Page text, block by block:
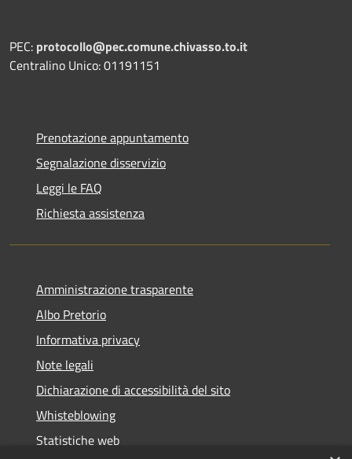
PEC: protocollo@pec.comune.chivasso.to.it
Centralino Unico: 01191151
Prenotazione appuntamento
Segnalazione disservizio
Leggi le FAQ
Richiesta assistenza
Amministrazione trasparente
Albo Pretorio
Informativa privacy
Note legali
Dichiarazione di accessibilità del sito
Whisteblowing
Statistiche web